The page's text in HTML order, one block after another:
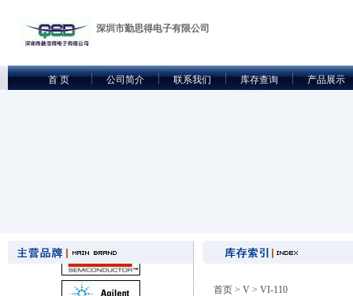
深圳市勤思得电子有限公司
首 页 公司简介 联系我们 库存查询 产品展示
首页 > V > VI-110